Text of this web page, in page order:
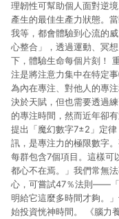
理韌性可幫助個人面對逆
產生的最佳生產力狀態。
我等，都會體驗到心流的
心整合」，透過運動、冥
下，體驗生命每個片刻！
注是將注意力集中在特定
為內在專注、對他人的專
決於天賦，但也需要透過
的專注時間，然而近年卻
提出「魔幻數字7±2」定
訊，是專注力的極限數字
每群包含7個項目。這樣可
都心不在焉。」我們常無
心，可嘗試47％法則——「
明給它這麼多時間才夠。
始投資恍神時間。 《腦力